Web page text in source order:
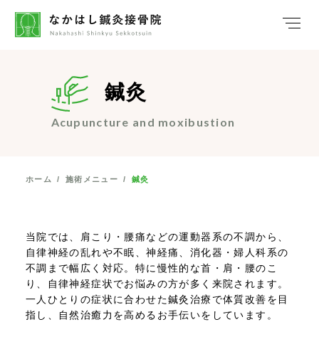
鍼灸
Acupuncture and moxibustion
ホーム / 施術メニュー / 鍼灸
当院では、肩こり・腰痛などの運動器系の不調から、
自律神経の乱れや不眠、神経痛、消化器・婦人科系の
不調まで幅広く対応。特に慢性的な首・肩・腰のこ
り、自律神経症状でお悩みの方が多く来院されます。
一人ひとりの症状に合わせた鍼灸治療で体質改善を目
指し、自然治癒力を高めるお手伝いをしています。